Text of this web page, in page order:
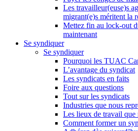
Les travailleur(euse)s
migrant(e)s méritent la
Mettez fin au lock-out
maintenant
Se syndiquer
Se syndiquer
Pourquoi les TUAC
L’avantage du syndicat
Les syndicats en faits
Foire aux questions
Tout sur les syndicats
Industries que nous
Les lieux de travail que
Comment former un